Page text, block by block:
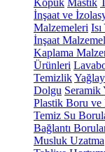
Köpük Mastik
İnşaat ve
Malzemeleri
İnşaat
Kaplama
Ürünleri
Temizlik
Dolgu Seramik
Plastik Boru ve
Temiz Su
Bağlantı
Musluk Uzatma